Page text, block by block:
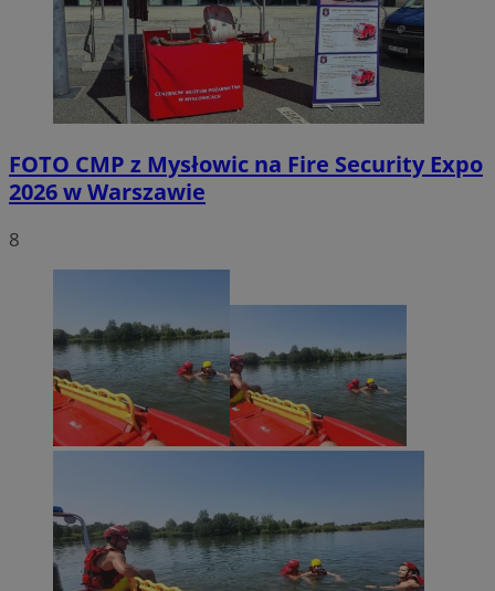
FOTO CMP z Mysłowic na Fire Security Expo
2026 w Warszawie
8